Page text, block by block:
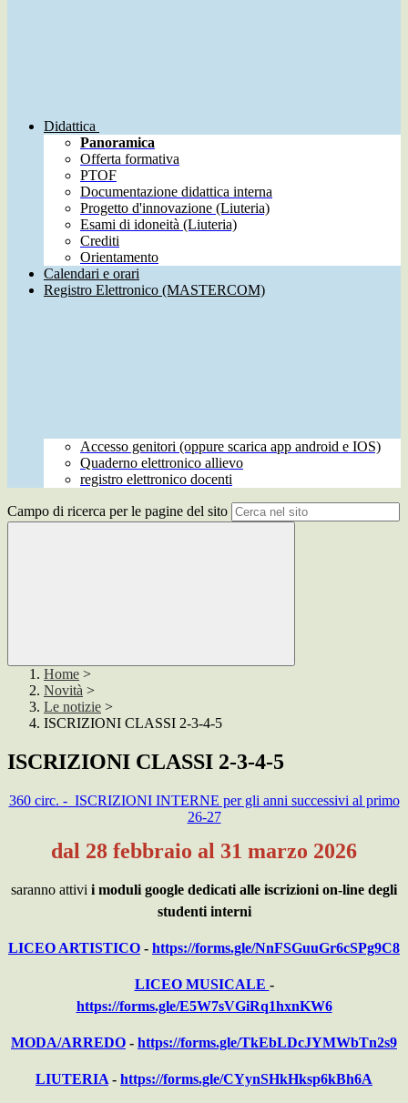
Didattica
Panoramica
Offerta formativa
PTOF
Documentazione didattica interna
Progetto d'innovazione (Liuteria)
Esami di idoneità (Liuteria)
Crediti
Orientamento
Calendari e orari
Registro Elettronico (MASTERCOM)
Accesso genitori (oppure scarica app android e IOS)
Quaderno elettronico allievo
registro elettronico docenti
Campo di ricerca per le pagine del sito
Home >
Novità >
Le notizie >
ISCRIZIONI CLASSI 2-3-4-5
ISCRIZIONI CLASSI 2-3-4-5
360 circ. - ISCRIZIONI INTERNE per gli anni successivi al primo
26-27
dal 28 febbraio al 31 marzo 2026
saranno attivi i moduli google dedicati alle iscrizioni on-line degli
studenti interni
LICEO ARTISTICO - https://forms.gle/NnFSGuuGr6cSPg9C8
LICEO MUSICALE -
https://forms.gle/E5W7sVGiRq1hxnKW6
MODA/ARREDO - https://forms.gle/TkEbLDcJYMWbTn2s9
LIUTERIA - https://forms.gle/CYynSHkHksp6kBh6A